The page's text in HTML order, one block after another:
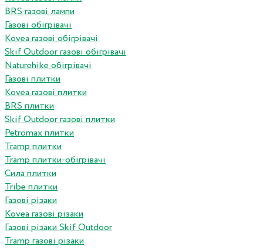
BRS газові лампи
Газові обігрівачі
Kovea газові обігрівачі
Skif Outdoor газові обігрівачі
Naturehike обігрівачі
Газові плитки
Kovea газові плитки
BRS плитки
Skif Outdoor газові плитки
Petromax плитки
Tramp плитки
Tramp плитки-обігрівачі
Сила плитки
Tribe плитки
Газові різаки
Kovea газові різаки
Газові різаки Skif Outdoor
Tramp газові різаки